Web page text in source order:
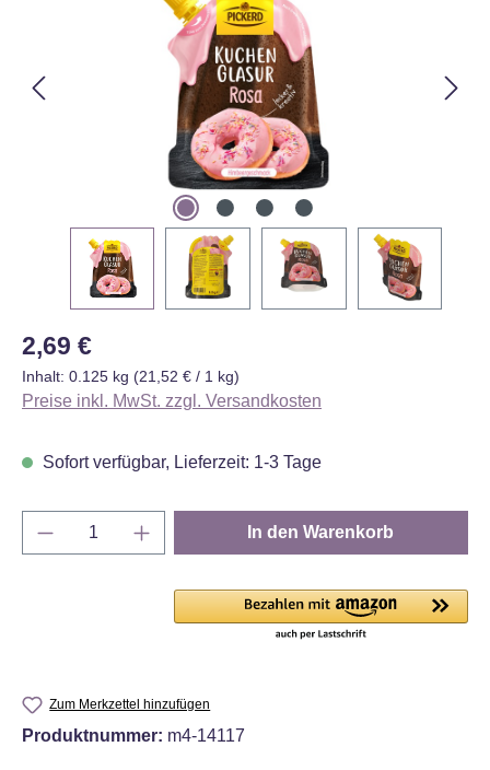
Regulärer Preis:
2,69 €
Inhalt: 0.125 kg (21,52 € / 1 kg)
Preise inkl. MwSt. zzgl. Versandkosten
Sofort verfügbar, Lieferzeit: 1-3 Tage
Produkt Anzahl: Gib den gewünschten
In den Warenkorb
Zum Merkzettel hinzufügen
Produktnummer: m4-14117